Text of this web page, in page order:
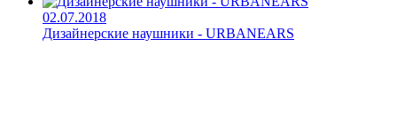
02.07.2018
Дизайнерские наушники - URBANEARS